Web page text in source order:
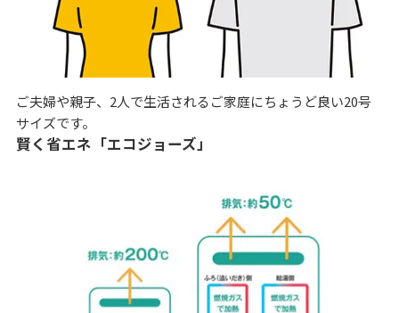
ご夫婦や親子、2人で生活されるご家庭にちょうど良い20号
サイズです。
賢く省エネ「エコジョーズ」